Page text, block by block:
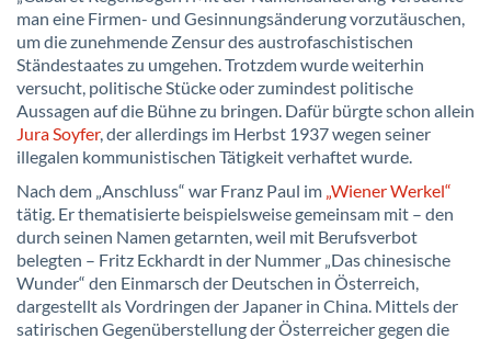
man eine Firmen- und Gesinnungsänderung vorzutäuschen,
um die zunehmende Zensur des austrofaschistischen
Ständestaates zu umgehen. Trotzdem wurde weiterhin
versucht, politische Stücke oder zumindest politische
Aussagen auf die Bühne zu bringen. Dafür bürgte schon allein
Jura Soyfer, der allerdings im Herbst 1937 wegen seiner
illegalen kommunistischen Tätigkeit verhaftet wurde.
Nach dem „Anschluss“ war Franz Paul im „Wiener Werkel“
tätig. Er thematisierte beispielsweise gemeinsam mit – den
durch seinen Namen getarnten, weil mit Berufsverbot
belegten – Fritz Eckhardt in der Nummer „Das chinesische
Wunder“ den Einmarsch der Deutschen in Österreich,
dargestellt als Vordringen der Japaner in China. Mittels der
satirischen Gegenüberstellung der Österreicher gegen die